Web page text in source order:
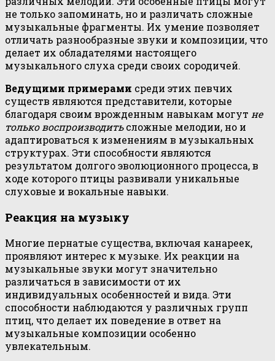
не только запоминать, но и различать сложные
музыкальные фрагменты. Их умение позволяет
отличать разнообразные звуки и композиции, что
делает их обладателями настоящего
музыкального слуха среди своих сородичей.
Ведущими примерами среди этих певчих
существ являются представители, которые
благодаря своим врожденным навыкам могут не
только воспроизводитьсложные мелодии, но и
адаптироваться к изменениям в музыкальных
структурах. Эти способности являются
результатом долгого эволюционного процесса, в
ходе которого птицы развивали уникальные
слуховые и вокальные навыки.
Реакция на музыку
Многие пернатые существа, включая канареек,
проявляют интерес к музыке. Их реакции на
музыкальные звуки могут значительно
различаться в зависимости от их
индивидуальных особенностей и вида. Эти
способности наблюдаются у различных групп
птиц, что делает их поведение в ответ на
музыкальные композиции особенно
увлекательным.